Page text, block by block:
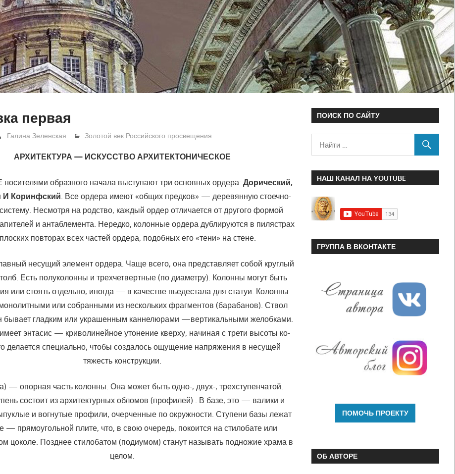
первая
Галина Зеленская Золотой век Российского просвещения
АРХИТЕКТУРА — ИСКУССТВО АРХИТЕКТОНИЧЕСКОЕ
образного начала выступают три основных ордера: Дорический,
И Коринфский. Все ордера имеют «общих предков» — деревянную стоечно-
Несмотря на родство, каж­дый ордер отличается от другого формой
и антаблемента. Нередко, колонные ордера дублируются в пилястрах
повторах всех частей ордера, подобных его «тени» на стене.
несущий элемент ордера. Чаще всего, она представ­ляет собой круглый
Есть полуколонны и трехчетвертные (по диаметру). Колонны могут быть
или стоять отдельно, иногда — в качестве пьедестала для статуи. Колонны
или собран­ными из нескольких фрагментов (барабанов). Ствол
бывает глад­ким или украшенным каннелюрами —вертикальными желобками.
энтасис — криволинейное утонение кверху, начиная с трети высоты ко­
делается специально, чтобы создалось ощущение напряжения в не­сущей
тяжесть конструкции.
— опорная часть колонны. Она может быть одно-, двух-, трехступенчатой.
состоит из архитектурных обломов (профи­лей) . В базе, это — валики и
и вогнутые профили, очерчен­ные по окружности. Ступени базы лежат
— прямоугольной плите, что, в свою очередь, покоится на стилобате или
цоколе. Позднее стилобатом (подиумом) станут называть подножие храма в
целом.
ПОИСК ПО САЙТУ
НАШ КАНАЛ НА YOUTUBE
ГРУППА В ВКОНТАКТЕ
ОБ АВТОРЕ